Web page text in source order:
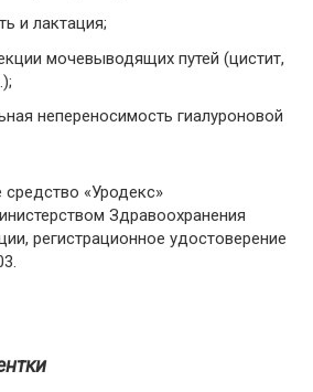
и лактация;
мочевыводящих путей (цистит,
непереносимость гиалуроновой
«Уродекс»
Здравоохранения
регистрационное удостоверение